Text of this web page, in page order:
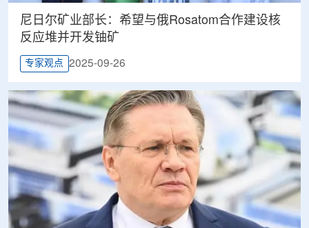
尼日尔矿业部长：希望与俄Rosatom合作建设核
反应堆并开发铀矿
专家观点 2025-09-26